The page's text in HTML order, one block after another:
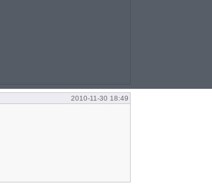
2010-11-30 18:49